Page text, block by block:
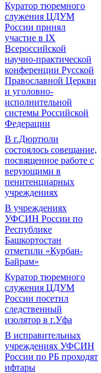
Куратор тюремного
служения ЦДУМ
России принял
участие в IX
Всероссийской
научно-практической
конференции Русской
Православной Церкви
и уголовно-
исполнительной
системы Российской
Федерации
В г.Дюртюли
состоялось совещание,
посвященное работе с
верующими в
пенитенциарных
учреждениях
В учреждениях
УФСИН России по
Республике
Башкортостан
отметили «Курбан-
Байрам»
Куратор тюремного
служения ЦДУМ
России посетил
следственный
изолятор в г.Уфа
В исправительных
учреждениях УФСИН
России по РБ проходят
ифтары